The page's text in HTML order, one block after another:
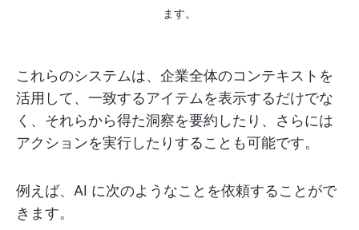
ます。
これらのシステムは、企業全体のコンテキストを
活用して、一致するアイテムを表示するだけでな
く、それらから得た洞察を要約したり、さらには
アクションを実行したりすることも可能です。
例えば、AI に次のようなことを依頼することがで
きます。